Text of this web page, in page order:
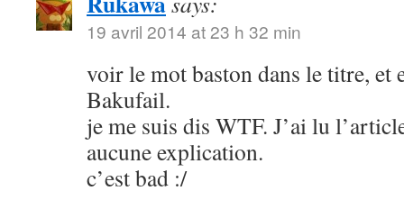
19 avril 2014 at 23 h 32 min
voir le mot baston dans le titre, et
Bakufail.
je me suis dis WTF. J’ai lu
aucune explication.
c’est bad :/